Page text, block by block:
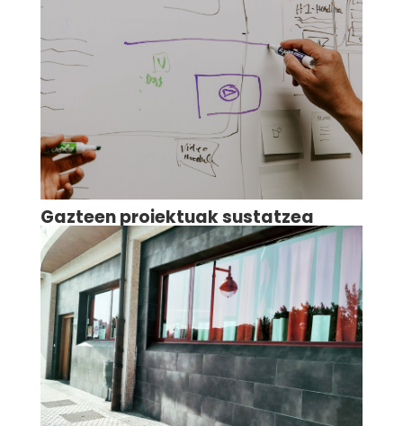
Gazteen proiektuak sustatzea